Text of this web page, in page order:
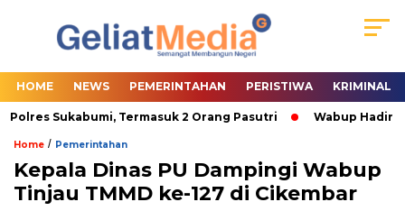
HOME NEWS PEMERINTAHAN PERISTIWA KRIMINAL
Sukabumi, Termasuk 2 Orang Pasutri Wabup Hadiri
Home / Pemerintahan
Kepala Dinas PU Dampingi Wabup
Tinjau TMMD ke-127 di Cikembar